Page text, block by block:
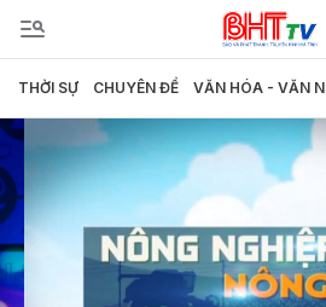
THỜI SỰ CHUYÊN ĐỀ VĂN HÓA - VĂN